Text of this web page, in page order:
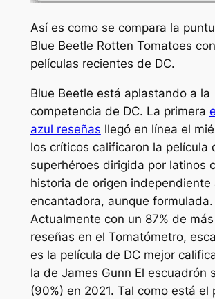
Así es como se compara la
Blue Beetle Rotten Tomatoes
películas recientes de DC.
Blue Beetle está aplastando a la
competencia de DC. La primera
azul reseñas llegó en línea el
los críticos calificaron la película
superhéroes dirigida por latinos
historia de origen independiente
encantadora, aunque formulada.
Actualmente con un 87% de
reseñas en el Tomatómetro,
es la película de DC mejor
la de James Gunn El escuadrón
(90%) en 2021. Tal como está el